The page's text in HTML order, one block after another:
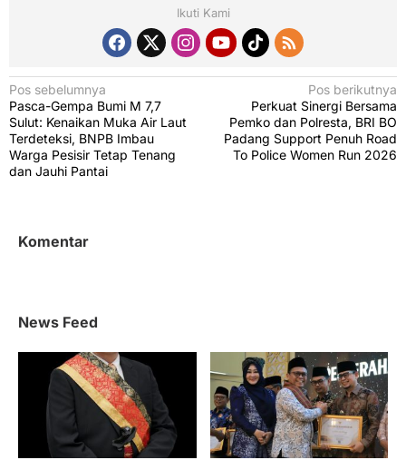
Ikuti Kami
N
a
v
i
s
o
s
Pos sebelumnya
Pasca-Gempa Bumi M 7,7
Sulut: Kenaikan Muka Air Laut
Terdeteksi, BNPB Imbau
Warga Pesisir Tetap Tenang
dan Jauhi Pantai
Pos berikutnya
Perkuat Sinergi Bersama
Pemko dan Polresta, BRI BO
Padang Support Penuh Road
To Police Women Run 2026
Komentar
News Feed